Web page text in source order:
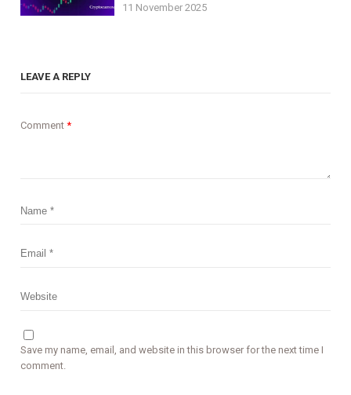
11 November 2025
LEAVE A REPLY
Comment*
Save my name, email, and website in this browser for the next time I
comment.